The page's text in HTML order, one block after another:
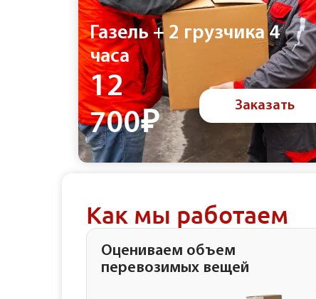
Газель + 2 грузчика 4
часа
12
700₽
Заказать
Как мы работаем
Оцениваем объем
перевозимых вещей